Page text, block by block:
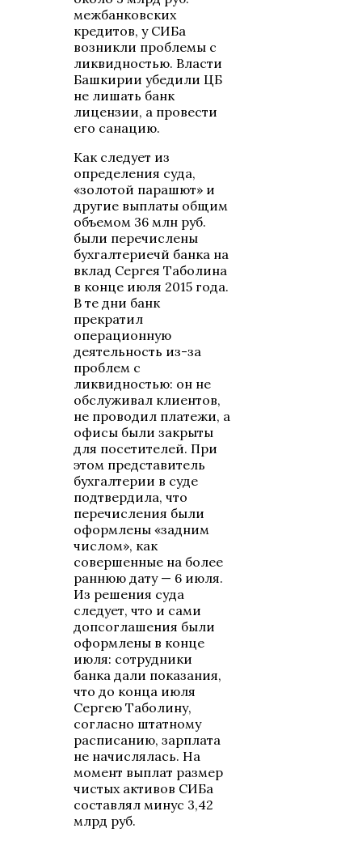
межбанковских
кредитов, у СИБа
возникли проблемы с
ликвидностью. Власти
Башкирии убедили ЦБ
не лишать банк
лицензии, а провести
его санацию.
Как следует из
определения суда,
«золотой парашют» и
другие выплаты общим
объемом 36 млн руб.
были перечислены
бухгалтериечй банка на
вклад Сергея Таболина
в конце июля 2015 года.
В те дни банк
прекратил
операционную
деятельность из-за
проблем с
ликвидностью: он не
обслуживал клиентов,
не проводил платежи, а
офисы были закрыты
для посетителей. При
этом представитель
бухгалтерии в суде
подтвердила, что
перечисления были
оформлены «задним
числом», как
совершенные на более
раннюю дату — 6 июля.
Из решения суда
следует, что и сами
допсоглашения были
оформлены в конце
июля: сотрудники
банка дали показания,
что до конца июля
Сергею Таболину,
согласно штатному
расписанию, зарплата
не начислялась. На
момент выплат размер
чистых активов СИБа
составлял минус 3,42
млрд руб.